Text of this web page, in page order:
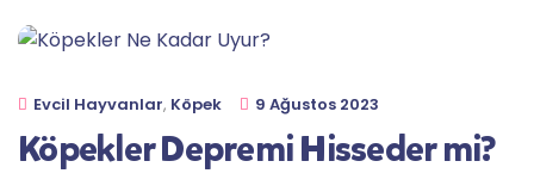
Köpekler Depremi Hisseder mi?
Evcil Hayvanlar, Köpek 9 Ağustos 2023